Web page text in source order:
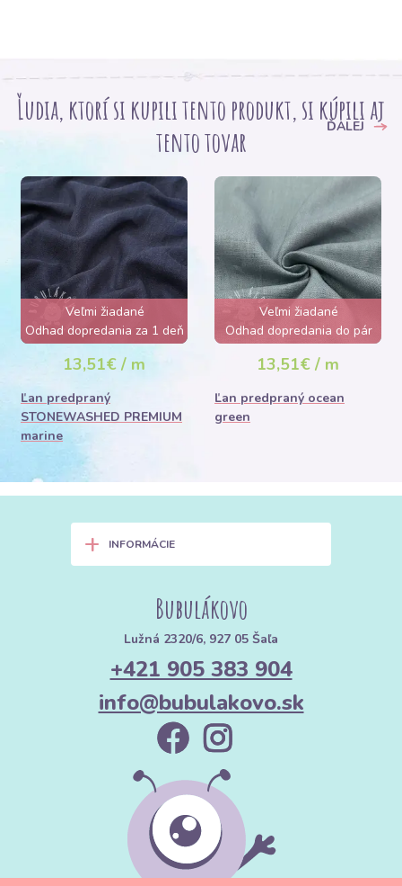
Ľudia, ktorí si kupili tento produkt, si kúpili aj
tento tovar
ĎALEJ
Veľmi žiadané
Odhad dopredania za 1 deň
13,51€ / m
Ľan predpraný
STONEWASHED PREMIUM
marine
Veľmi žiadané
Odhad dopredania do pár
hodín
13,51€ / m
Ľan predpraný ocean
green
+ INFORMÁCIE
Bubulákovo
Lužná 2320/6, 927 05 Šaľa
+421 905 383 904
info@bubulakovo.sk